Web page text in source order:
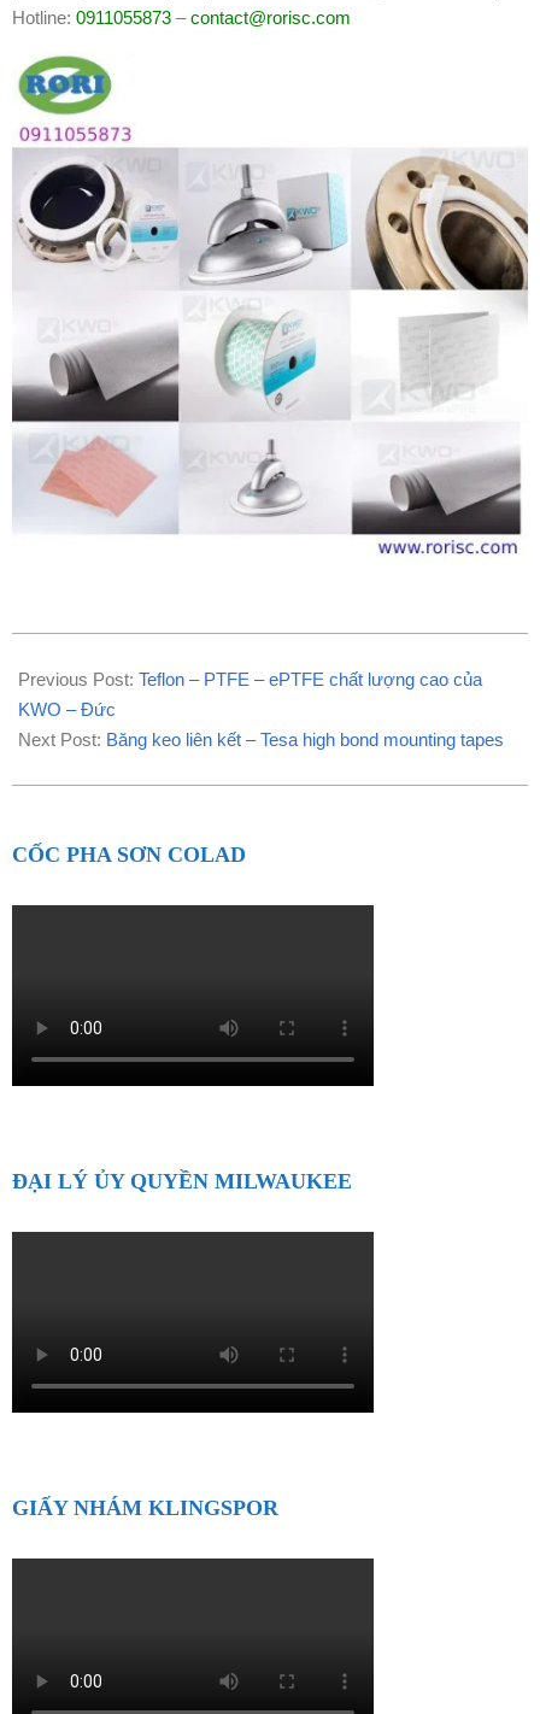
Hotline: 0911055873 –contact@rorisc.com
04-
11
Previous Post: Teflon – PTFE – ePTFE chất lượng cao của
KWO – Đức
Next Post: Băng keo liên kết – Tesa high bond mounting tapes
CỐC PHA SƠN COLAD
ĐẠI LÝ ỦY QUYỀN MILWAUKEE
GIẤY NHÁM KLINGSPOR